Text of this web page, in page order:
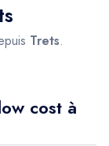
Trets.
cost à